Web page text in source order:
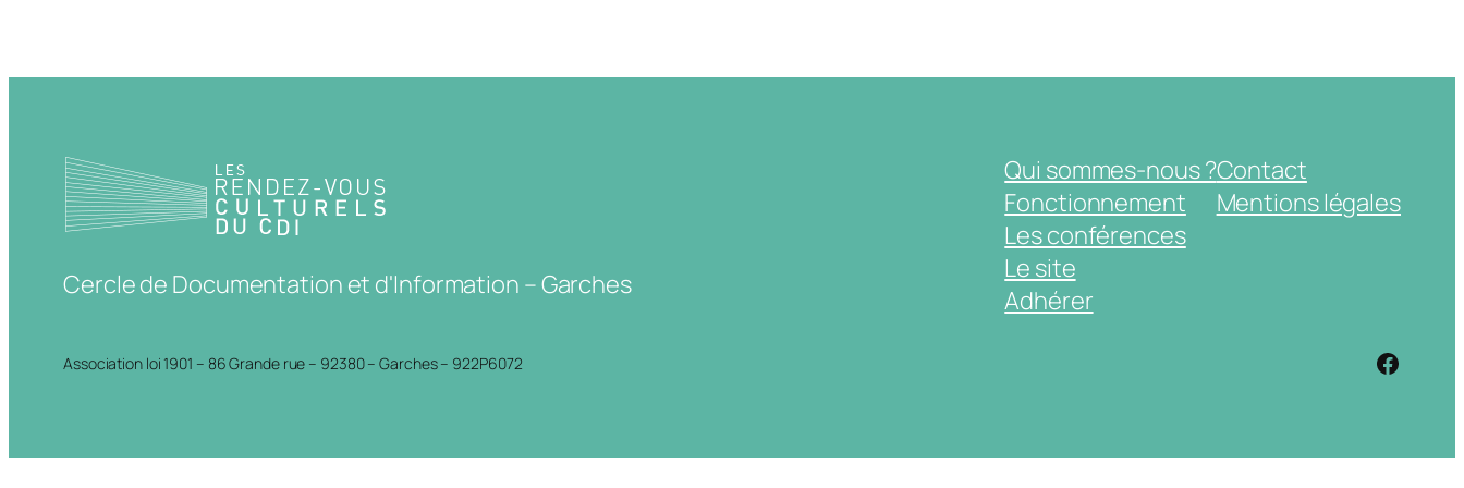
Cercle de Documentation et d'Information – Garches
Qui sommes-nous ?
Fonctionnement
Les conférences
Le site
Adhérer
Contact
Mentions légales
Association loi 1901 – 86 Grande rue – 92380 – Garches – 922P6072